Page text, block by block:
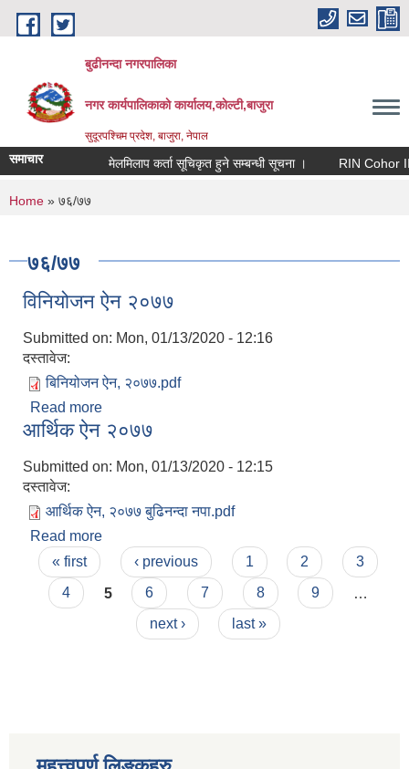
Skip to main content
बुढीनन्दा नगरपालिका
नगर कार्यपालिकाकाे कार्यालय,काेल्टी,बाजुरा
सुदूरपश्चिम प्रदेश, बाजुरा, नेपाल
समाचार मेलमिलाप कर्ता सूचिकृत हुने सम्बन्धी सूचना । RIN Cohor III
You are here
Home » ७६/७७
७६/७७
विनियोजन ऐन २०७७
Submitted on: Mon, 01/13/2020 - 12:16
दस्तावेज:
बिनियोजन ऐन, २०७७.pdf
Read more
आर्थिक ऐन २०७७
Submitted on: Mon, 01/13/2020 - 12:15
दस्तावेज:
आर्थिक ऐन, २०७७ बुढिनन्दा नपा.pdf
Read more
Pages
« first ‹ previous 1 2
3
4
5 6 7 8 9
next ›
last »